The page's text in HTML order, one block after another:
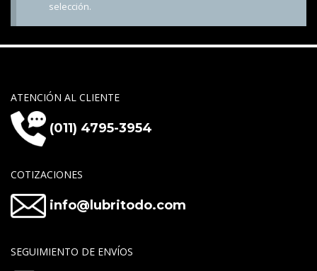
selección.
ATENCIÓN AL CLIENTE
(011) 4795-3954
COTIZACIONES
info@lubritodo.com
SEGUIMIENTO DE ENVÍOS